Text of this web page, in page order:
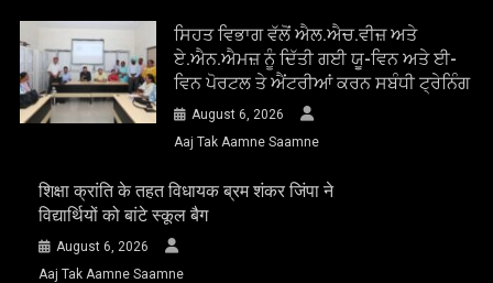
ਸਿਹਤ ਵਿਭਾਗ ਵੱਲੋਂ ਐਲ.ਐਚ.ਵੀਜ਼ ਅਤੇ
ਏ.ਐਨ.ਐਮਜ਼ ਨੂੰ ਦਿੱਤੀ ਗਈ ਯੂ-ਵਿਨ ਅਤੇ ਈ-
ਵਿਨ ਪੋਰਟਲ ਤੇ ਐਂਟਰੀਆਂ ਕਰਨ ਸਬੰਧੀ ਟ੍ਰੇਨਿੰਗ
August 6, 2026
Aaj Tak Aamne Saamne
शिक्षा क्रांति के तहत विधायक ब्रम शंकर जिंपा ने
विद्यार्थियों को बांटे स्कूल बैग
August 6, 2026
Aaj Tak Aamne Saamne